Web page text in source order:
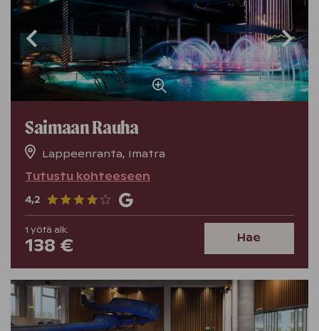
Saimaan Rauha
Lappeenranta, Imatra
Tutustu kohteeseen
4,2
1 yötä alk.
138 € Hae